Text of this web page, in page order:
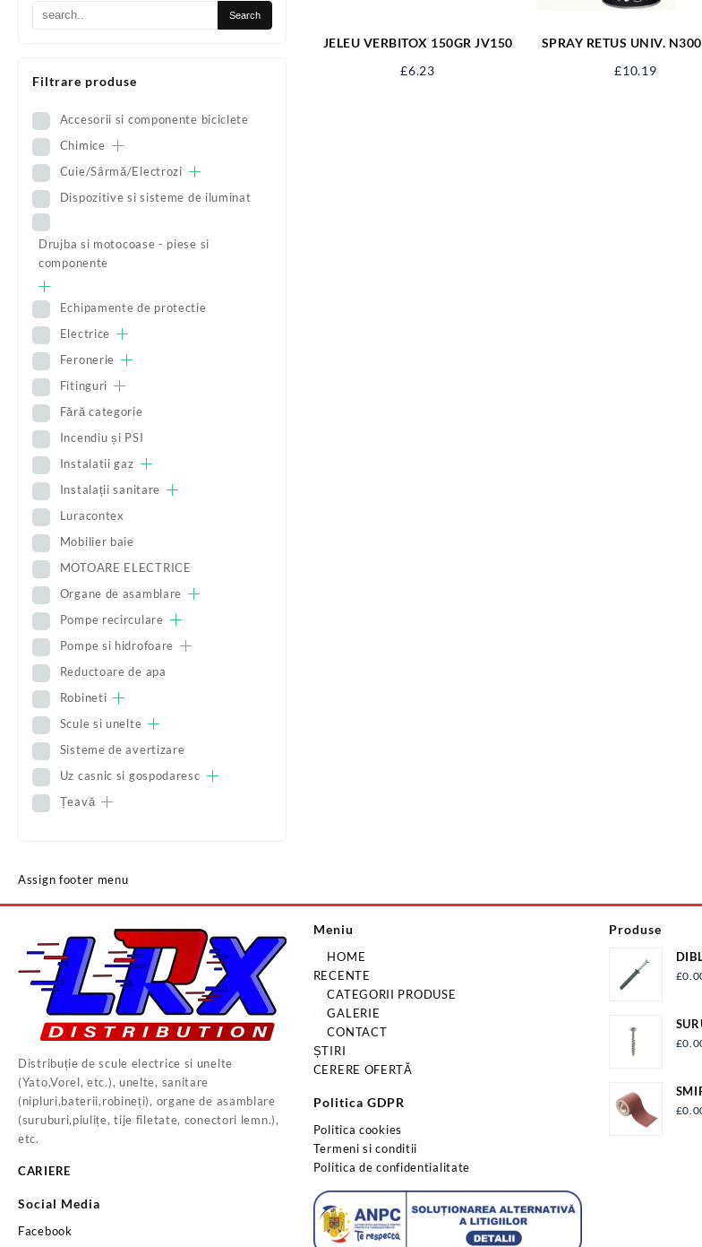
Filtrare produse
Accesorii si componente biciclete
Chimice
Cuie/Sârmă/Electrozi
Dispozitive si sisteme de iluminat
Drujba si motocoase - piese si
componente
Echipamente de protectie
Electrice
Feronerie
Fitinguri
Fără categorie
Incendiu și PSI
Instalatii gaz
Instalații sanitare
Luracontex
Mobilier baie
MOTOARE ELECTRICE
Organe de asamblare
Pompe recirculare
Pompe si hidrofoare
Reductoare de apa
Robineti
Scule si unelte
Sisteme de avertizare
Uz casnic si gospodaresc
Țeavă
JELEU VERBITOX 150GR JV150
£6.23
SPRAY RETUS UNIV.
£10.19
Assign footer menu
Distribuție de scule electrice si unelte
(Yato,Vorel, etc.), unelte, sanitare
(nipluri,baterii,robineți), organe de asamblare
(suruburi,piulițe, tije filetate, conectori lemn.),
etc.
CARIERE
Social Media
Facebook
Meniu
HOME
RECENTE
CATEGORII PRODUSE
GALERIE
CONTACT
ȘTIRI
CERERE OFERTĂ
Politica GDPR
Politica cookies
Termeni si conditii
Politica de confidentialitate
Produse
£
£
£